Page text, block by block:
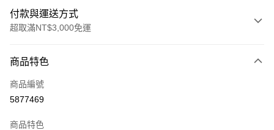
付款與運送方式
超取滿NT$3,000免運
信用卡一次付款
超商取貨付款
商品特色
商品編號
5877469
商品特色